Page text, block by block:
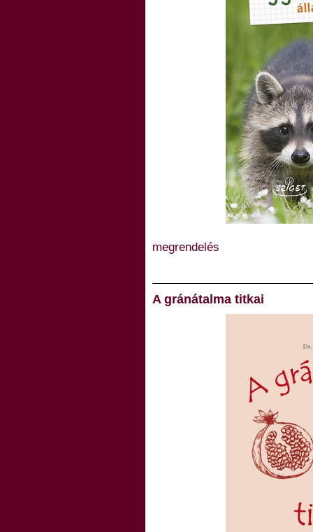
megrendelés
A gránátalma titkai